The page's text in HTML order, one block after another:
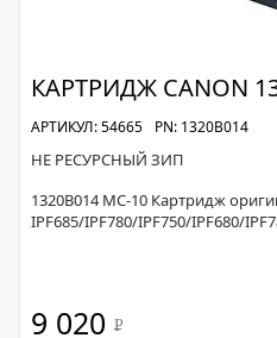
КАРТРИДЖ CANON
АРТИКУЛ: 54665 PN: 1320B014
НЕ РЕСУРСНЫЙ ЗИП
1320B014 MC-10 Картридж
IPF685/IPF780/IPF750/IPF680/
9 020 Р